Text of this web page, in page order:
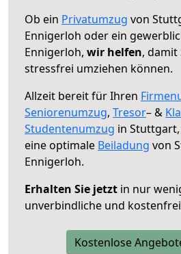
Ob ein Privatumzug von
Ennigerloh oder ein
Ennigerloh, wir helfen, damit
stressfrei umziehen können.
Allzeit bereit für Ihren
Seniorenumzug, Tresor– &
Studentenumzug in Stuttgart,
eine optimale Beiladung von
Ennigerloh.
Erhalten Sie jetzt in nur
unverbindliche und
Kostenlose